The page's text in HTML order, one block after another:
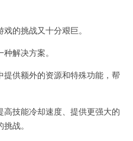
的挑战又十分艰巨。
解决方案。
供额外的资源和特殊功能，帮
技能冷却速度、提供更强大的
战。